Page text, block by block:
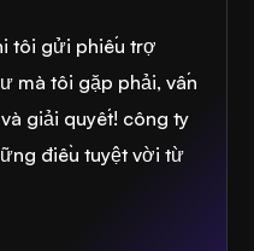
tôi gửi phiếu trợ
mà tôi gặp phải, vấn
giải quyết! công ty
điều tuyệt vời từ